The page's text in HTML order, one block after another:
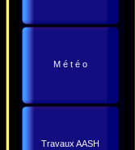
M é t é o
Travaux AASH